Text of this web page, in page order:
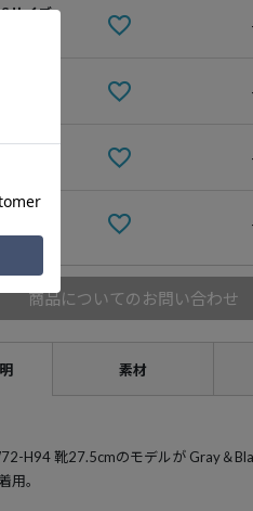
Sサイズ
Lサイズ
XLサイズ
在庫無し
商品についてのお問い合わせ
素材
H94 靴27.5cmのモデルが Gray＆
用。